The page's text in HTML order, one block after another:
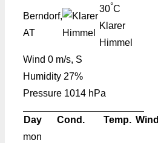
Berndorf,
AT
30°C
Klarer
Himmel
Wind 0 m/s, S
Humidity 27%
Pressure 1014 hPa
Day Cond. Temp. Wind
mon